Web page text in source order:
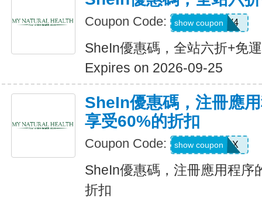
Coupon Code: LS8V4
show coupon
SheIn優惠碼，全站六折+免
Expires on 2026-09-25
SheIn優惠碼，注冊應
享受60%的折扣
Coupon Code: XUWL7NX
show coupon
SheIn優惠碼，注冊應用程序
折扣